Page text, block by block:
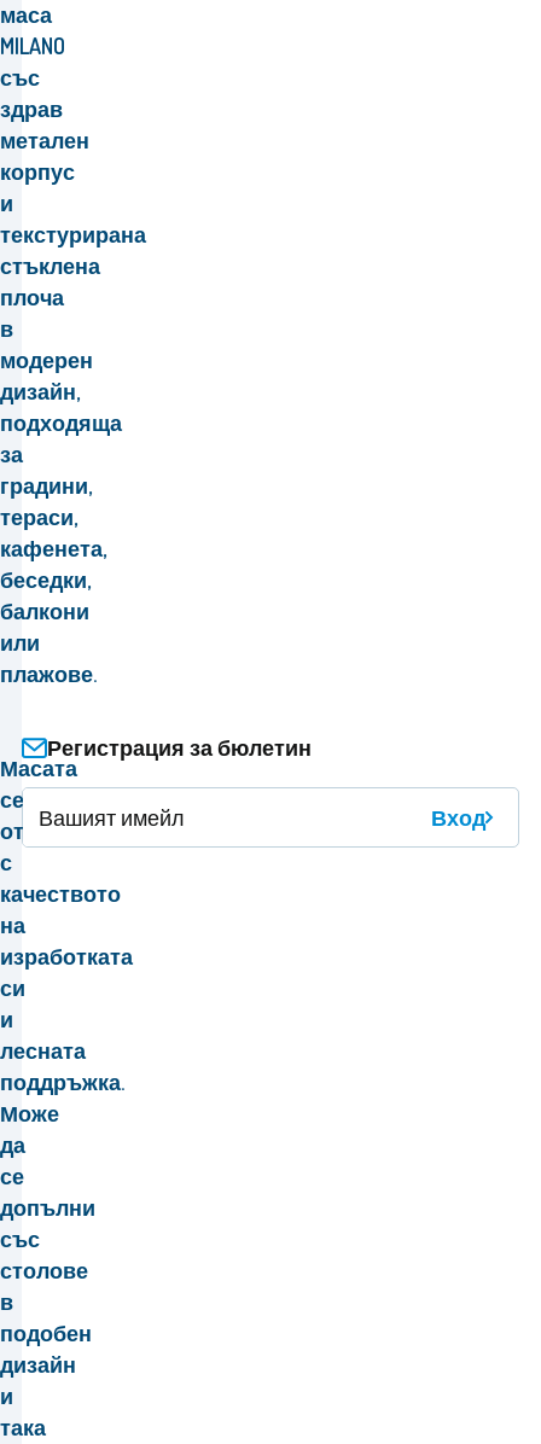
маса
MILANO
със
здрав
метален
корпус
и
текстурирана
стъклена
плоча
в
модерен
дизайн,
подходяща
за
градини,
тераси,
кафенета,
беседки,
балкони
или
плажове.
Масата
се
отличава
с
качеството
на
изработката
си
и
лесната
поддръжка.
Може
да
се
допълни
със
столове
в
подобен
дизайн
и
така
Регистрация за бюлетин
Вход